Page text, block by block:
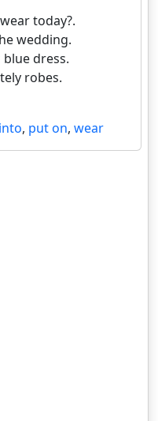
today?.
wedding.
dress.
robes.
, put on, wear